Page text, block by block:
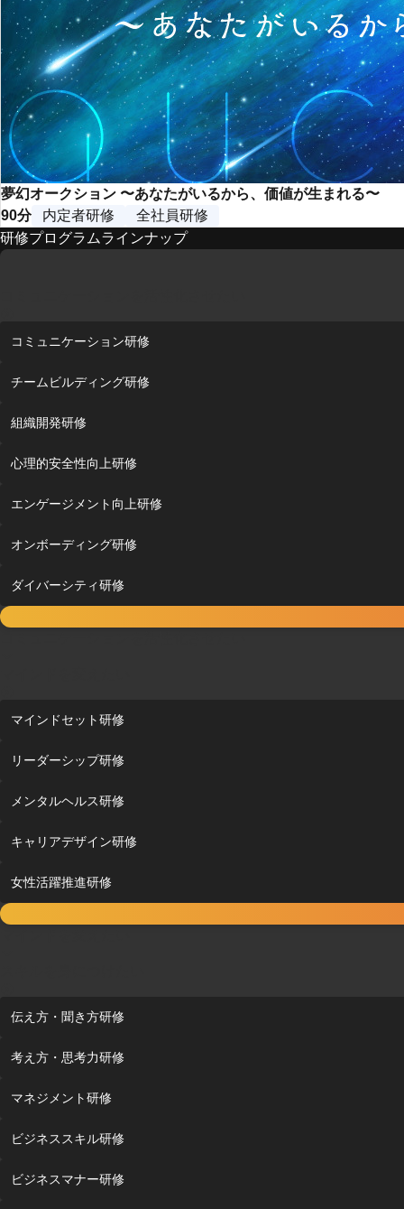
夢幻オークション 〜あなたがいるから、価値が生まれる〜
90分
内定者研修
全社員研修
研修プログラムラインナップ
コミュニケーション研修
チームビルディング研修
組織開発研修
心理的安全性向上研修
エンゲージメント向上研修
オンボーディング研修
ダイバーシティ研修
マインドセット研修
リーダーシップ研修
メンタルヘルス研修
キャリアデザイン研修
女性活躍推進研修
伝え方・聞き方研修
考え方・思考力研修
マネジメント研修
ビジネススキル研修
ビジネスマナー研修